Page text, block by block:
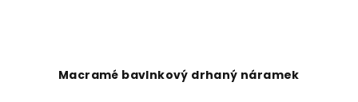
Macramé bavlnkový drhaný náramek